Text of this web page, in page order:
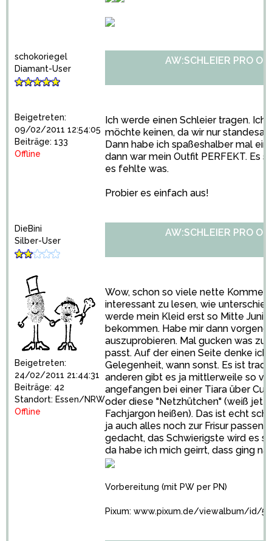
schokoriegel
Diamant-User
Beigetreten:
09/02/2011 12:54:05
Beiträge: 133
Offline
AW:SCHLEIER PRO
Ich werde einen Schleier tragen. Ich
möchte keinen, da wir nur
Dann habe ich spaßeshalber mal
dann war mein Outfit PERFEKT. Es
es fehlte was.
Probier es einfach aus!
DieBini
Silber-User
Beigetreten:
24/02/2011 21:44:31
Beiträge: 42
Standort: Essen/NRW
Offline
AW:SCHLEIER PRO
Wow, schon so viele nette
interessant zu lesen, wie
werde mein Kleid erst so Mitte Juni
bekommen. Habe mir dann
auszuprobieren. Mal gucken was zu
passt. Auf der einen Seite denke ich
Gelegenheit, wann sonst. Es ist
anderen gibt es ja mittlerweile so
angefangen bei einer Tiara über
oder diese "Netzhütchen" (weiß
Fachjargon heißen). Das ist echt
ja auch alles noch zur Frisur passen.
gedacht, das Schwierigste wird es
da habe ich mich geirrt, dass ging
Vorbereitung (mit PW per PN)
Pixum: www.pixum.de/viewalbum/id/